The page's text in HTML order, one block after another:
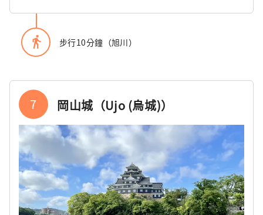
directions_walk 步行10分鐘（旭川）
7 岡山城（Ujo (烏城)）